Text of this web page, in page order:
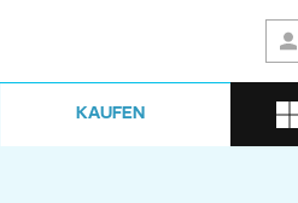
KAUFEN